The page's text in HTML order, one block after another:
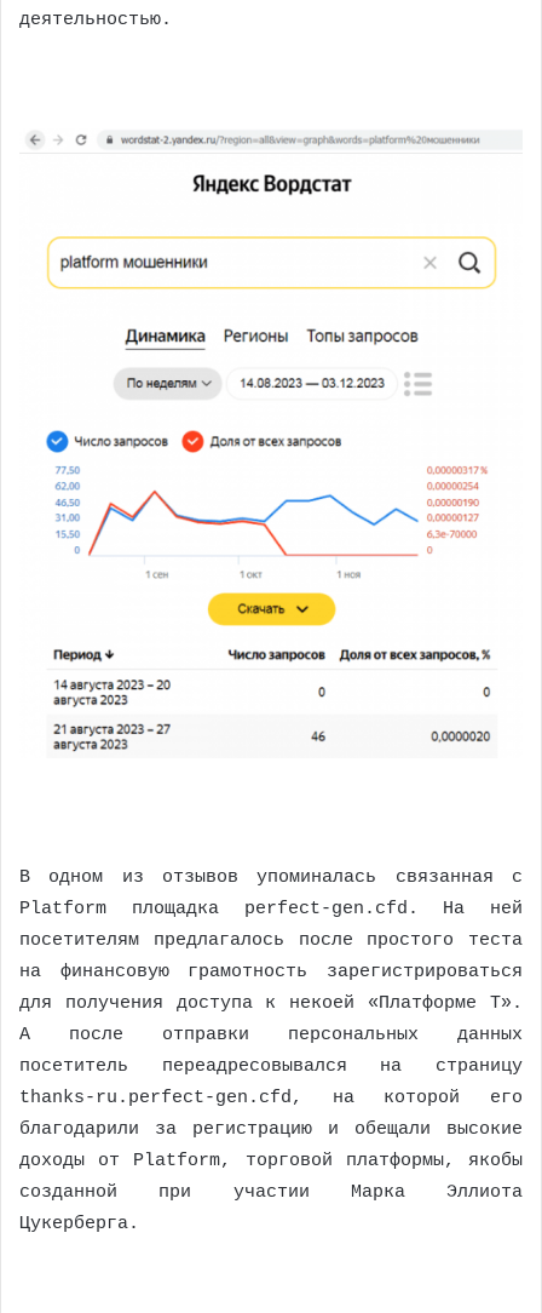
деятельностью.
В одном из отзывов упоминалась связанная с
Platform площадка perfect-gen.cfd. На ней
посетителям предлагалось после простого теста
на финансовую грамотность зарегистрироваться
для получения доступа к некоей «Платформе Т».
А после отправки персональных данных
посетитель переадресовывался на страницу
thanks-ru.perfect-gen.cfd, на которой его
благодарили за регистрацию и обещали высокие
доходы от Platform, торговой платформы, якобы
созданной при участии Марка Эллиота
Цукерберга.